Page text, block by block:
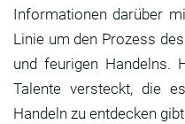
Informationen darüber
Linie um den Prozess
und feurigen Handelns.
Talente versteckt, die
Handeln zu entdecken